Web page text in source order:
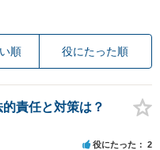
順 役にたった順
責任と対策は？
役にたった 2